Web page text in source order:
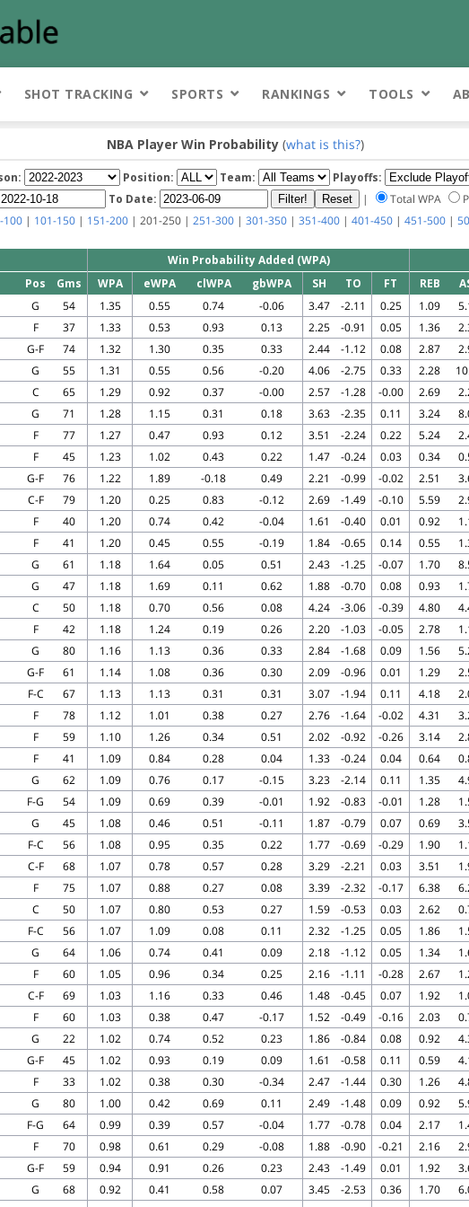
SHOT TRACKING SPORTS RANKINGS TOOLS
NBA Player Win Probability(what is this?)
Position: Team:
Playoffs:
To Date: | Total WPA
100 | 101-150 | 151-200 | 201-250 | 251-300 | 301-350 | 351-400 | 401-450 | 451-500 |
Win Probability Added (WPA)
Pos Gms WPA eWPA clWPA gbWPA SH TO FT REB
G 54 1.35 0.55 0.74 -0.06 3.47 -2.11 0.25 1.09
F 37 1.33 0.53 0.93 0.13 2.25 -0.91 0.05 1.36
G-F 74 1.32 1.30 0.35 0.33 2.44 -1.12 0.08 2.87
G 55 1.31 0.55 0.56 -0.20 4.06 -2.75 0.33 2.28
C 65 1.29 0.92 0.37 -0.00 2.57 -1.28 -0.00 2.69
G 71 1.28 1.15 0.31 0.18 3.63 -2.35 0.11 3.24
F 77 1.27 0.47 0.93 0.12 3.51 -2.24 0.22 5.24
F 45 1.23 1.02 0.43 0.22 1.47 -0.24 0.03 0.34
G-F 76 1.22 1.89 -0.18 0.49 2.21 -0.99 -0.02 2.51
C-F 79 1.20 0.25 0.83 -0.12 2.69 -1.49 -0.10 5.59
F 40 1.20 0.74 0.42 -0.04 1.61 -0.40 0.01 0.92
F 41 1.20 0.45 0.55 -0.19 1.84 -0.65 0.14 0.55
G 61 1.18 1.64 0.05 0.51 2.43 -1.25 -0.07 1.70
G 47 1.18 1.69 0.11 0.62 1.88 -0.70 0.08 0.93
C 50 1.18 0.70 0.56 0.08 4.24 -3.06 -0.39 4.80
F 42 1.18 1.24 0.19 0.26 2.20 -1.03 -0.05 2.78
G 80 1.16 1.13 0.36 0.33 2.84 -1.68 0.09 1.56
G-F 61 1.14 1.08 0.36 0.30 2.09 -0.96 0.01 1.29
F-C 67 1.13 1.13 0.31 0.31 3.07 -1.94 0.11 4.18
F 78 1.12 1.01 0.38 0.27 2.76 -1.64 -0.02 4.31
F 59 1.10 1.26 0.34 0.51 2.02 -0.92 -0.26 3.14
F 41 1.09 0.84 0.28 0.04 1.33 -0.24 0.04 0.64
G 62 1.09 0.76 0.17 -0.15 3.23 -2.14 0.11 1.35
F-G 54 1.09 0.69 0.39 -0.01 1.92 -0.83 -0.01 1.28
G 45 1.08 0.46 0.51 -0.11 1.87 -0.79 0.07 0.69
F-C 56 1.08 0.95 0.35 0.22 1.77 -0.69 -0.29 1.90
C-F 68 1.07 0.78 0.57 0.28 3.29 -2.21 0.03 3.51
F 75 1.07 0.88 0.27 0.08 3.39 -2.32 -0.17 6.38
C 50 1.07 0.80 0.53 0.27 1.59 -0.53 0.03 2.62
F-C 56 1.07 1.09 0.08 0.11 2.32 -1.25 0.05 1.86
G 64 1.06 0.74 0.41 0.09 2.18 -1.12 0.05 1.34
F 60 1.05 0.96 0.34 0.25 2.16 -1.11 -0.28 2.67
C-F 69 1.03 1.16 0.33 0.46 1.48 -0.45 0.07 1.92
F 60 1.03 0.38 0.47 -0.17 1.52 -0.49 -0.16 2.03
G 22 1.02 0.74 0.52 0.23 1.86 -0.84 0.08 0.92
G-F 45 1.02 0.93 0.19 0.09 1.61 -0.58 0.11 0.59
F 33 1.02 0.38 0.30 -0.34 2.47 -1.44 0.30 1.26
G 80 1.00 0.42 0.69 0.11 2.49 -1.48 0.09 0.92
F-G 64 0.99 0.39 0.57 -0.04 1.77 -0.78 0.04 2.17
F 70 0.98 0.61 0.29 -0.08 1.88 -0.90 -0.21 2.16
G-F 59 0.94 0.91 0.26 0.23 2.43 -1.49 0.01 1.92
G 68 0.92 0.41 0.58 0.07 3.45 -2.53 0.36 1.70